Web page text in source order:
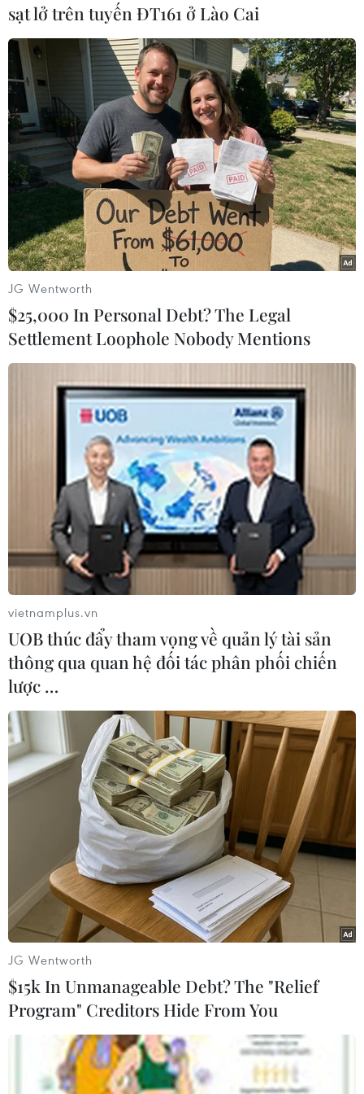
nhằm hỗ trợ các ngân hàng của Hy Lạp nếu
Athens nhất trí tiếp tục chương trình cải cách
của nước này./.
(Vietnam+)
#Hy Lạp #Liên minh châu Âu
#Chương trình cứu trợ
#Chương trình cho vay
#Eurozone
Theo dõi VietnamPlus
TIN LIÊN QUAN
Hy Lạp và Eurogroup không đạt thỏa
thuận về chương trình cứu trợ
17/02/2015 01:19
Chủ tịch Eurogroup Jeroen Dijsselbloem cho biết bộ
trưởng tài chính các nước sử dụng đồng tiền chung
châu Âu đã không thể đạt được thỏa thuận cuối cùng
sạt lở trên tuyến ĐT161 ở Lào Cai
JG Wentworth
$25,000 In Personal Debt? The Legal
Settlement Loophole Nobody Mentions
vietnamplus.vn
UOB thúc đẩy tham vọng về quản lý tài sản
thông qua quan hệ đối tác phân phối chiến
lược …
JG Wentworth
$15k In Unmanageable Debt? The "Relief
Program" Creditors Hide From You